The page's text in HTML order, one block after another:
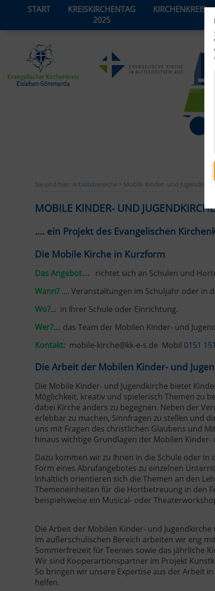
START
KREISKIRCHENTAG
2025
KIRCHENKREIS
Sie sind hier: Arbeitsbereiche > Mobile Kinder- und
MOBILE KINDER- UND
.... ein Projekt des Evangelischen
Die Mobile Kirche in Kurzform
Das Angebot.... richtet sich an Schulen und
Wann? .... Veranstaltungen im Schuljahr oder in
Wo?... in Ihrer Schule oder Einrichtung.
Wer?.... das Team der Mobilen Kinder- und
Kontakt: mobile-kirche@kk-e-s.de Mobil 0151
Die Arbeit der Mobilen Kinder- und
Die Mobile Kinder- und Jugendkirche bietet
Möglichkeit, kreativ und spielerisch Themen zu
dabei Kirche anders zu begegnen. Neben der
erlebbar zu machen, Sinnfragen zu stellen und
uns mit Fragen des christlichen Glaubens und
hinaus wichtige Grundlagen der Mobilen Kinder-
Dazu kommen wir zu Ihnen in die Schule oder
Form eines Abrufangebotes zu einzelnen
Inhaltlich orientieren sich die Themen an den
Themeneinheiten für die Hortbetreuung in den
beispielsweise ein Musical- oder
Die Arbeit der Mobilen Kinder- und
Im außerschulischen Bereich arbeiten wir eng
Sommerfreizeit für Teenies sowie das jährliche
Wir sind Kooperartionspartner im Projekt
So bringen wir unsere Expertise aus der Arbeit
helfen.